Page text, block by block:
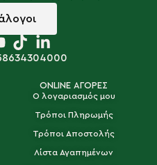
ONLINE ΑΓΟΡΕΣ
Ο λογαριασμός μου
Τρόποι Πληρωμής
Τρόποι Αποστολής
Λίστα Αγαπημένων